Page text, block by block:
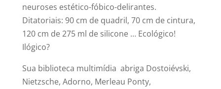
neuroses estético-fóbico-delirantes.
Ditatoriais: 90 cm de quadril, 70 cm de cintura,
120 cm de 275 ml de silicone … Ecológico!
Ilógico?
Sua biblioteca multimídia abriga Dostoiévski,
Nietzsche, Adorno, Merleau Ponty,